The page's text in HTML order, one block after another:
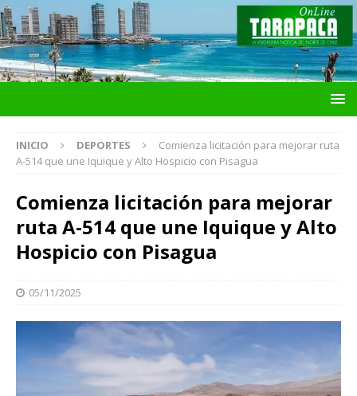
INICIO DEPORTES
Comienza licitación para mejorar ruta
A-514 que une Iquique y Alto Hospicio con Pisagua
Comienza licitación para mejorar
ruta A-514 que une Iquique y Alto
Hospicio con Pisagua
05/11/2025